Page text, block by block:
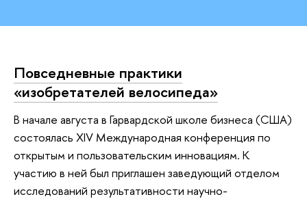
Повседневные практики
«изобретателей велосипеда»
В начале августа в Гарвардской школе бизнеса (США)
состоялась XIV Международная конференция по
открытым и пользовательским инновациям. К
участию в ней был приглашен заведующий отделом
исследований результативности научно-